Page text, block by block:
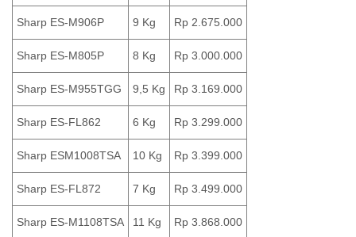
Sharp ES-M906P 9 Kg Rp 2.675.000
Sharp ES-M805P 8 Kg Rp 3.000.000
Sharp ES-M955TGG 9,5 Kg Rp 3.169.000
Sharp ES-FL862 6 Kg Rp 3.299.000
Sharp ESM1008TSA 10 Kg Rp 3.399.000
Sharp ES-FL872 7 Kg Rp 3.499.000
Sharp ES-M1108TSA 11 Kg Rp 3.868.000